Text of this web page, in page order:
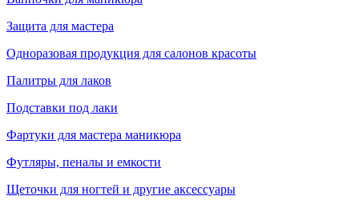
Защита для мастера
Одноразовая продукция для салонов красоты
Палитры для лаков
Подставки под лаки
Фартуки для мастера маникюра
Футляры, пеналы и емкости
Щеточки для ногтей и другие аксессуары